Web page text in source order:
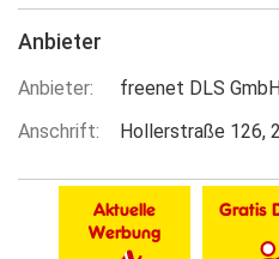
Anbieter
Anbieter
freenet DLS
Anschrift
Hollerstraße 126
Aktuelle
Werbung
Gratis